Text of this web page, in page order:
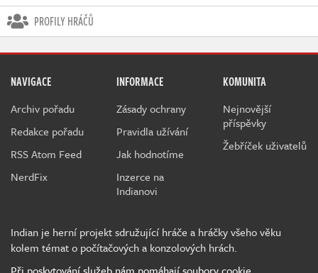
PROFILY HRÁČŮ
NAVIGACE
Archiv pořadu
Redakce pořadu
RSS Atom Feed
NerdFix
INFORMACE
Zásady ochrany
Pravidla užívání
Jak hodnotíme
Inzerce na
Indianovi
KOMUNITA
Nejnovější
příspěvky
Žebříček uživatelů
Indian je herní projekt sdružující hráče a hráčky všeho věku
kolem témat o počítačových a konzolových hrách.